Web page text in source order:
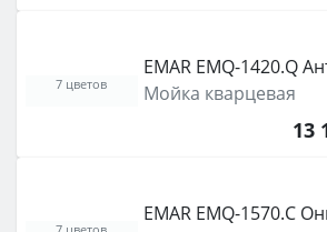
EMAR EMQ-1420.Q
Мойка кварцевая
13
7 цветов
EMAR EMQ-1570.C